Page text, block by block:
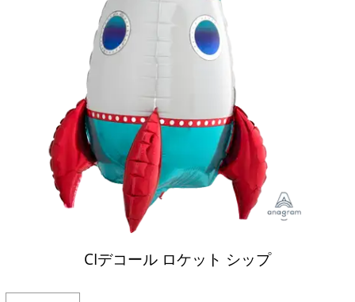
CIデコール ロケット シップ